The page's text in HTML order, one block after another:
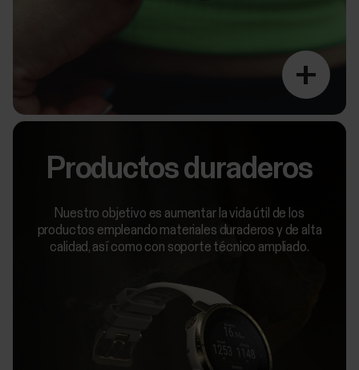
+
Productos duraderos
Nuestro objetivo es aumentar la vida útil de los
productos empleando materiales duraderos y de alta
calidad, así como con soporte técnico ampliado.